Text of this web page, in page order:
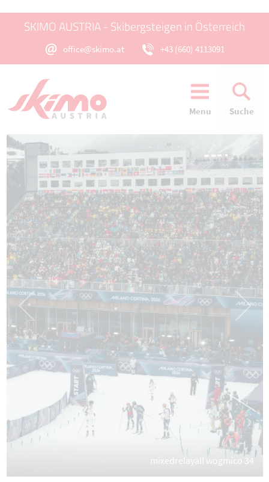
SKIMO AUSTRIA - Skibergsteigen in Österreich
office@skimo.at +43 (660) 4113091
Menu Suche
mixedrelayall wogmico 34